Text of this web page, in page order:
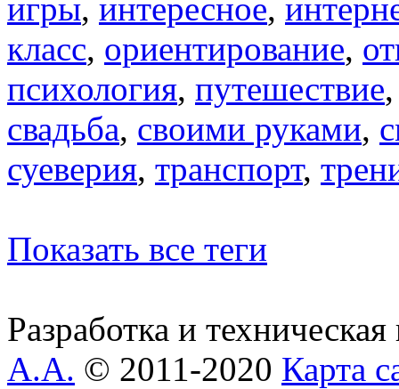
игры, интересное,
класс, ориентирование,
психология, путешествие
свадьба, своими руками,
суеверия, транспорт,
Показать все теги
Разработка и
А.А. © 2011-2020 Карта